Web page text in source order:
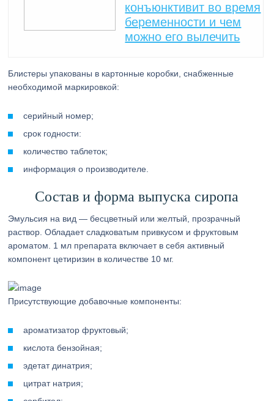
конъюнктивит во время
беременности и чем
можно его вылечить
Блистеры упакованы в картонные коробки, снабженные
необходимой маркировкой:
серийный номер;
срок годности:
количество таблеток;
информация о производителе.
Состав и форма выпуска сиропа
Эмульсия на вид — бесцветный или желтый, прозрачный
раствор. Обладает сладковатым привкусом и фруктовым
ароматом. 1 мл препарата включает в себя активный
компонент цетиризин в количестве 10 мг.
Присутствующие добавочные компоненты:
ароматизатор фруктовый;
кислота бензойная;
эдетат динатрия;
цитрат натрия;